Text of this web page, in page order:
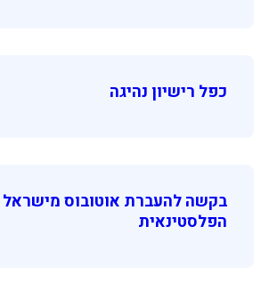
כפל רישיון נהיגה
בקשה להעברת אוטובוס
הפלסטינאית